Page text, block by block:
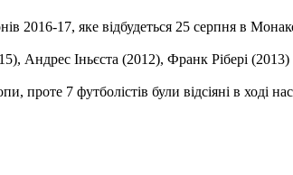
2016-17, яке відбудеться 25 серпня в
Андрес Іньєста (2012), Франк Рібері
7 футболістів були відсіяні в ході